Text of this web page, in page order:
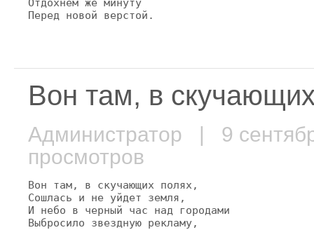
Отдохнем же минуту
Перед новой верстой.
Вон там, в
Администратор | 9
просмотров
Вон там, в скучающих полях,
Сошлась и не уйдет земля,
И небо в черный час над городами
Выбросило звездную рекламу,